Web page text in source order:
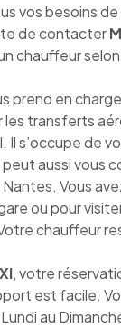
vos besoins
de contacter
chauffeur
prend en
les transferts
Il s’occupe de
aussi vous
Vous
ou pour
chauffeur
, votre
est facile.
au